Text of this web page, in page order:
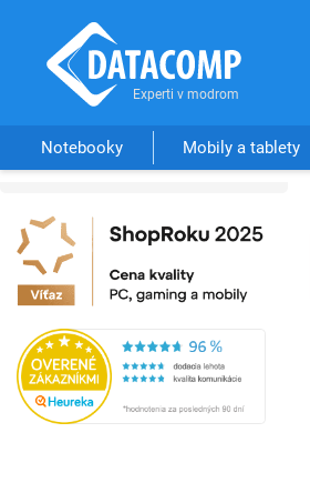
Notebooky Mobily a tablety